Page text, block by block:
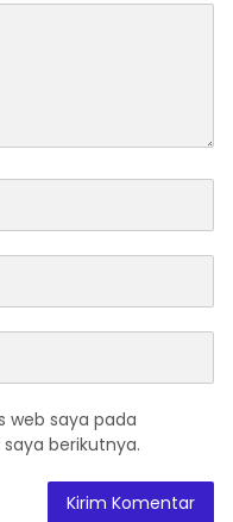
web saya pada
berikutnya.